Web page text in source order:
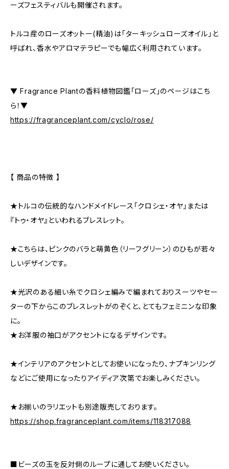
ーズフェスティバルも開催されます。
トルコ産のローズオットー(精油)は「ターキッシュローズオイル」と
呼ばれ、香水やアロマテラピーでも幅広く利用されています。
▼ Fragrance Plantの香料植物図鑑「ローズ」のページはこち
ら！▼
https://fragranceplant.com/cyclo/rose/
【 商品の特徴 】
★トルコの伝統的なハンドメイドレース「クロシェ・オヤ」または
『トゥ・オヤ』といわれるブレスレット。
★こちらは、ピンクのバラと萌黄色（リーフグリーン）のひもが若々
しいデザインです。
★光沢のある細い糸でクロシェ編みで編まれておりスーツやセー
ターの下からこのブレスレットがのぞくと、とてもフェミニンな印象
に。
★お洋服の袖口がアクセントになるデザインです。
★インテリアのアクセントとしてお使いになったり、ナプキンリング
などにご使用になったりアイディア次第でお楽しみください。
★お揃いのラリエットも別途販売しております。
https://shop.fragranceplant.com/items/118317088
■ビーズの玉を反対側のループに通してお使いください。